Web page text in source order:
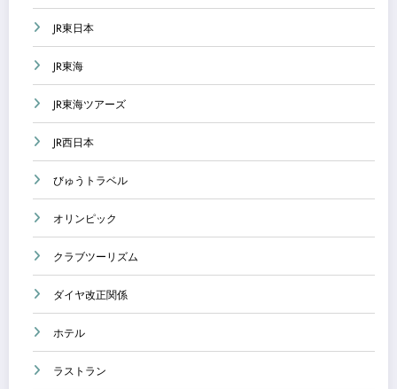
JR東日本
JR東海
JR東海ツアーズ
JR西日本
びゅうトラベル
オリンピック
クラブツーリズム
ダイヤ改正関係
ホテル
ラストラン